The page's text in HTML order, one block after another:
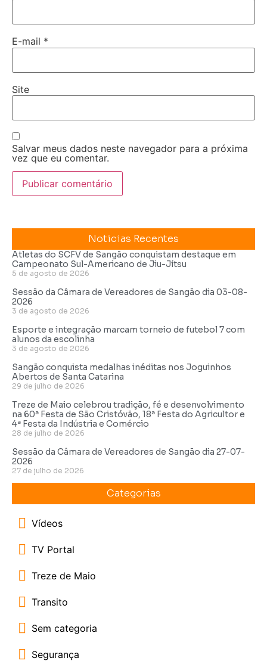
E-mail *
Site
Salvar meus dados neste navegador para a próxima
vez que eu comentar.
Noticias Recentes
Atletas do SCFV de Sangão conquistam destaque em
Campeonato Sul-Americano de Jiu-Jítsu
5 de agosto de 2026
Sessão da Câmara de Vereadores de Sangão dia 03-08-
2026
3 de agosto de 2026
Esporte e integração marcam torneio de futebol 7 com
alunos da escolinha
3 de agosto de 2026
Sangão conquista medalhas inéditas nos Joguinhos
Abertos de Santa Catarina
29 de julho de 2026
Treze de Maio celebrou tradição, fé e desenvolvimento
na 60ª Festa de São Cristóvão, 18ª Festa do Agricultor e
4ª Festa da Indústria e Comércio
28 de julho de 2026
Sessão da Câmara de Vereadores de Sangão dia 27-07-
2026
27 de julho de 2026
Categorias
Vídeos
TV Portal
Treze de Maio
Transito
Sem categoria
Segurança